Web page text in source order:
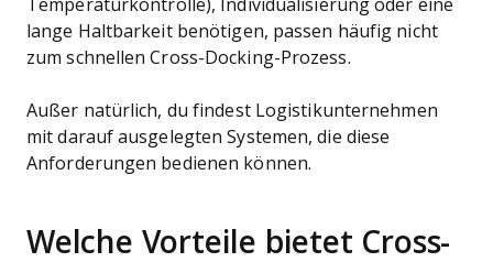
Temperaturkontrolle), Individualisierung oder eine
lange Haltbarkeit benötigen, passen häufig nicht
zum schnellen Cross-Docking-Prozess.
Außer natürlich, du findest Logistikunternehmen
mit darauf ausgelegten Systemen, die diese
Anforderungen bedienen können.
Welche Vorteile bietet Cross-